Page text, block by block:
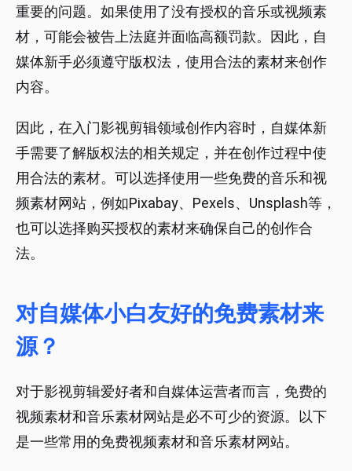
重要的问题。如果使用了没有授权的音乐或视频素
材，可能会被告上法庭并面临高额罚款。因此，自
媒体新手必须遵守版权法，使用合法的素材来创作
内容。
因此，在入门影视剪辑领域创作内容时，自媒体新
手需要了解版权法的相关规定，并在创作过程中使
用合法的素材。可以选择使用一些免费的音乐和视
频素材网站，例如Pixabay、Pexels、Unsplash等，
也可以选择购买授权的素材来确保自己的创作合
法。
对自媒体小白友好的免费素材来
源？
对于影视剪辑爱好者和自媒体运营者而言，免费的
视频素材和音乐素材网站是必不可少的资源。以下
是一些常用的免费视频素材和音乐素材网站。